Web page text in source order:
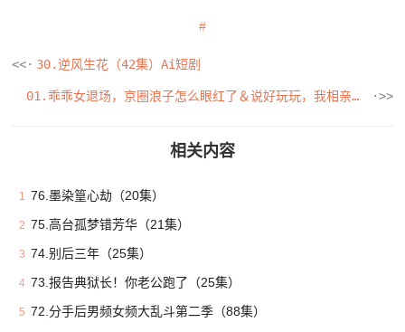
30.逆风生花（42集）Ai短剧
01.乖乖女退场，京圈浪子怎么眼红了＆说好玩玩，我相亲你破防什么（65集）赵振栋＆侯呈玥
相关内容
1 76.墨染篁心劫（20集）
2 75.高台孤梦错芳华（21集）
3 74.别后三年（25集）
4 73.报告典狱长！你老公跑了（25集）
5 72.分手后男频女频大乱斗第二季（88集）